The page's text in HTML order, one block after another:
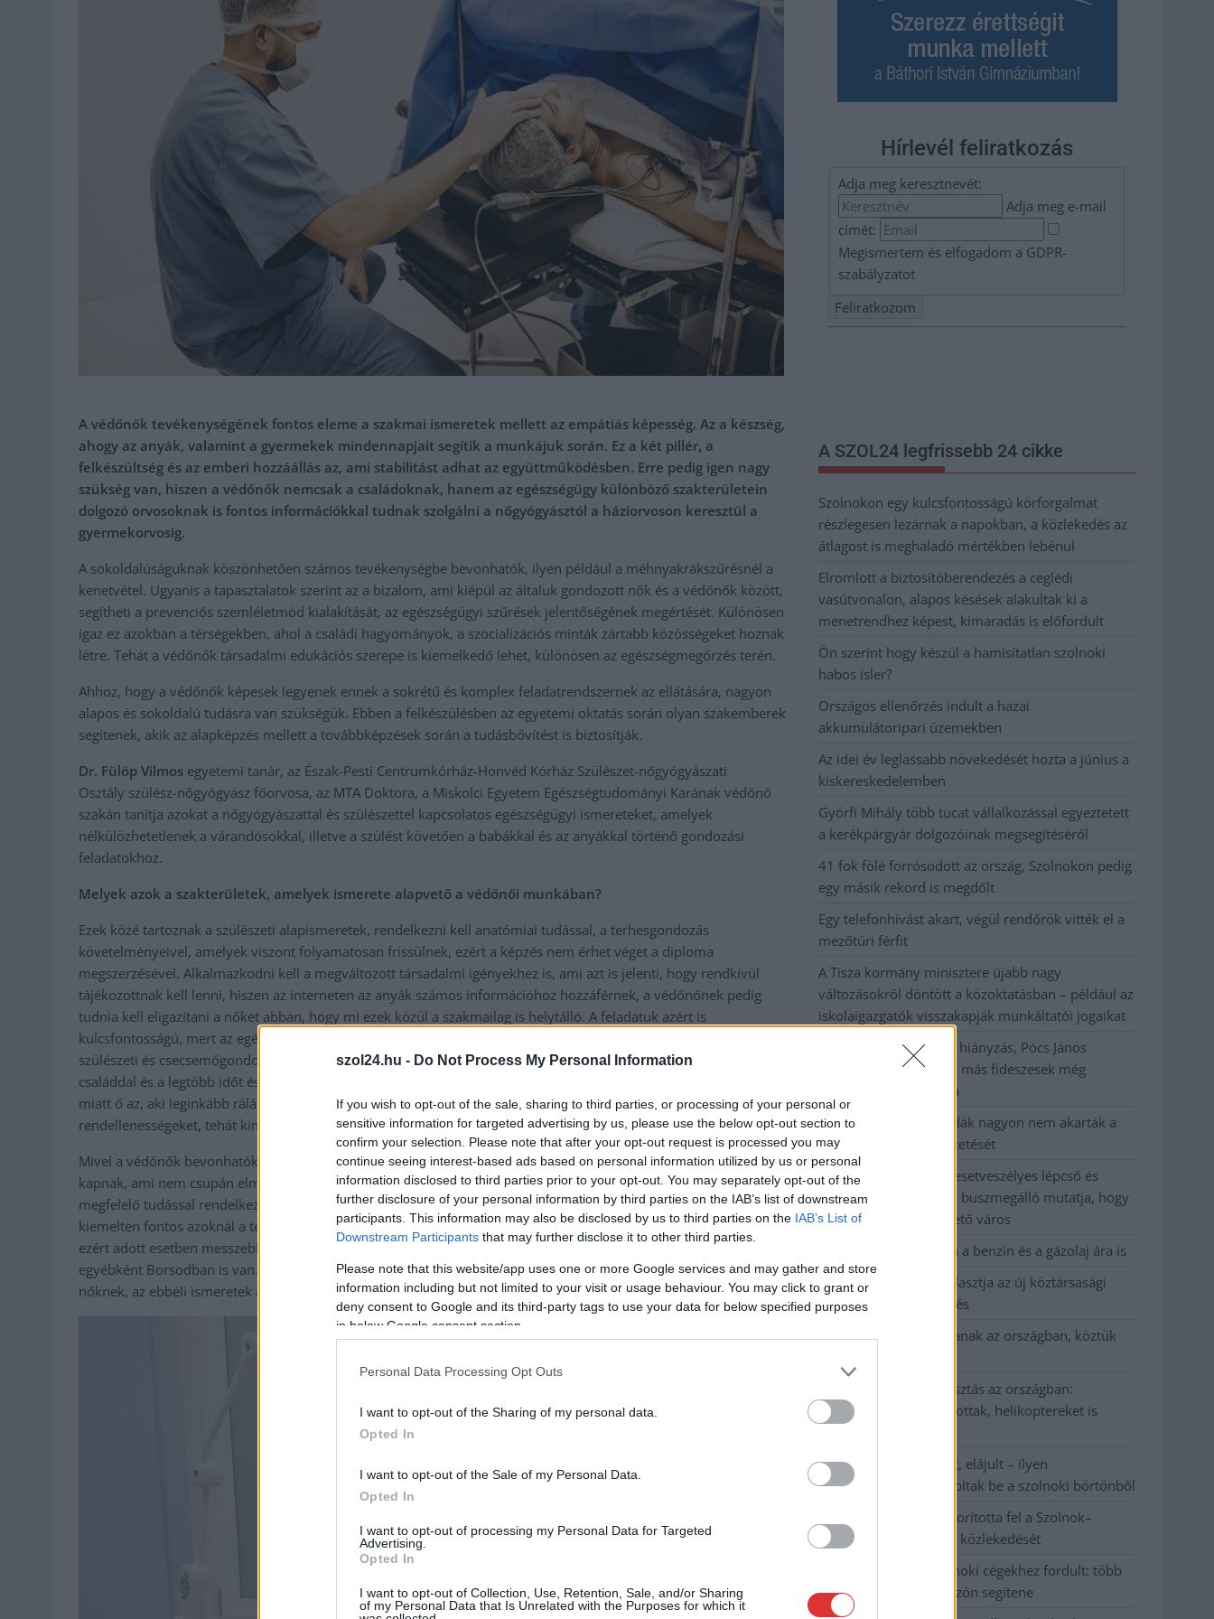
szol24.hu - Do Not Process My Personal Information
If you wish to opt-out of the sale, sharing to third parties, or processing of your personal or
sensitive information for targeted advertising by us, please use the below opt-out section to
confirm your selection. Please note that after your opt-out request is processed you may
continue seeing interest-based ads based on personal information utilized by us or personal
information disclosed to third parties prior to your opt-out. You may separately opt-out of the
further disclosure of your personal information by third parties on the IAB’s list of downstream
participants. This information may also be disclosed by us to third parties on the IAB’s List of
Downstream Participants that may further disclose it to other third parties.
Please note that this website/app uses one or more Google services and may gather and store
information including but not limited to your visit or usage behaviour. You may click to grant or
deny consent to Google and its third-party tags to use your data for below specified purposes
in below Google consent section.
Personal Data Processing Opt Outs
I want to opt-out of the Sharing of my personal data.
Opted In
I want to opt-out of the Sale of my Personal Data.
Opted In
I want to opt-out of processing my Personal Data for Targeted
Advertising.
Opted In
I want to opt-out of Collection, Use, Retention, Sale, and/or Sharing
of my Personal Data that Is Unrelated with the Purposes for which it
A védőnők tevékenységének fontos eleme a szakmai ismeretek mellett az empátiás képesség. Az a készség,
ahogy az anyák, valamint a gyermekek mindennapjait segítik a munkájuk során. Ez a két pillér, a
felkészültség és az emberi hozzáállás az, ami stabilitást adhat az együttműködésben. Erre pedig igen nagy
szükség van, hiszen a védőnők nemcsak a családoknak, hanem az egészségügy különböző szakterületein
dolgozó orvosoknak is fontos információkkal tudnak szolgálni a nőgyógyásztól a háziorvoson keresztül a
gyermekorvosig.
A sokoldalúságuknak köszönhetően számos tevékenységbe bevonhatók, ilyen például a méhnyakrákszűrésnél a
kenetvétel. Ugyanis a tapasztalatok szerint az a bizalom, ami kiépül az általuk gondozott nők és a védőnők között,
segítheti a prevenciós szemléletmód kialakítását, az egészségügyi szűrések jelentőségének megértését. Különösen
igaz ez azokban a térségekben, ahol a családi hagyományok, a szocializációs minták zártabb közösségeket hoznak
létre. Tehát a védőnők társadalmi edukációs szerepe is kiemelkedő lehet, különösen az egészségmegőrzés terén.
Ahhoz, hogy a védőnők képesek legyenek ennek a sokrétű és komplex feladatrendszernek az ellátására, nagyon
alapos és sokoldalú tudásra van szükségük. Ebben a felkészülésben az egyetemi oktatás során olyan szakemberek
segítenek, akik az alapképzés mellett a továbbképzések során a tudásbővítést is biztosítják.
Dr. Fülöp Vilmos egyetemi tanár, az Észak-Pesti Centrumkórház-Honvéd Kórház Szülészet-nőgyógyászati
Osztály szülész-nőgyógyász főorvosa, az MTA Doktora, a Miskolci Egyetem Egészségtudományi Karának védőnő
szakán tanítja azokat a nőgyógyászattal és szülészettel kapcsolatos egészségügyi ismereteket, amelyek
nélkülözhetetlenek a várandósokkal, illetve a szülést követően a babákkal és az anyákkal történő gondozási
feladatokhoz.
Melyek azok a szakterületek, amelyek ismerete alapvető a védőnői munkában?
Ezek közé tartoznak a szülészeti alapismeretek, rendelkezni kell anatómiai tudással, a terhesgondozás
követelményeivel, amelyek viszont folyamatosan frissülnek, ezért a képzés nem érhet véget a diploma
megszerzésével. Alkalmazkodni kell a megváltozott társadalmi igényekhez is, ami azt is jelenti, hogy rendkívül
tájékozottnak kell lenni, hiszen az interneten az anyák számos információhoz hozzáférnek, a védőnőnek pedig
tudnia kell eligazítani a nőket abban, hogy mi ezek közül a szakmailag is helytálló. A feladatuk azért is
kulcsfontosságú, mert az egészségügy leterheltsége igen jelentős. Igaz ez a háziorvosi praxisokra éppen úgy, mint a
szülészeti és csecsemőgondozási ellátásra, ezért a védőnő az a személy, aki rendszeres kapcsolatban van a
családdal és a legtöbb időt és figyelmet képes ezen belül adni az érintetteknek. Emiatt a szoros együttműködés
miatt ő az, aki leginkább rálát a családra, a szakmai tudásának köszönhetően képes észrevenni a problémákat,
rendellenességeket, tehát kimondhatjuk, hogy nélkülözhetetlen tagjai az egészségügyi ellátórendszernek.
Mivel a védőnők bevonhatók a méhnyakrákszűrés folyamatába is, ezért ezen a téren is nagyon alapos felkészítést
kapnak, ami nem csupán elméleti ismeretekből áll, hanem a gyakorlatban történő elsajátításról is. Fontos, hogy
megfelelő tudással rendelkezzenek a mintavétel mikéntjéről és arról is, hogy mikor kell esetleg megismételni. Ez
kiemelten fontos azoknál a településeknél, ahol a szakorvosi jelenlét korlátozottabb, kevesebb nőgyógyász van,
ezért adott esetben messzebbre kellene utaznia a nőnek egy nőgyógyászati szűrés érdekében. Ilyen település
egyébként Borsodban is van. A klimax is olyan témakör, amelyben a védőnők képesek segítséget nyújtani a
nőknek, az ebbéli ismeretek átadása is olyan terület, ami az idő haladtával minden nőt érint.
Hírlevél feliratkozás
Adja meg keresztnevét:
Adja meg e-mail
címét:
Megismertem és elfogadom a GDPR-
szabályzatot
A SZOL24 legfrissebb 24 cikke
Szolnokon egy kulcsfontosságú körforgalmat
részlegesen lezárnak a napokban, a közlekedés az
átlagost is meghaladó mértékben lebénul
Elromlott a biztosítóberendezés a ceglédi
vasútvonalon, alapos késések alakultak ki a
menetrendhez képest, kimaradás is előfordult
Ön szerint hogy készül a hamisítatlan szolnoki
habos isler?
Országos ellenőrzés indult a hazai
akkumulátoripari üzemekben
Az idei év leglassabb növekedését hozta a június a
kiskereskedelemben
Györfi Mihály több tucat vállalkozással egyeztetett
a kerékpárgyár dolgozóinak megsegítéséről
41 fok fölé forrósodott az ország, Szolnokon pedig
egy másik rekord is megdőlt
Egy telefonhívást akart, végül rendőrök vitték el a
mezőtúri férfit
A Tisza kormány minisztere újabb nagy
változásokról döntött a közoktatásban – például az
iskolaigazgatók visszakapják munkáltatói jogaikat
Sok volt az igazolatlan hiányzás, Pócs János
fizetéslevonást kapott, más fideszesek még
kevesebbet vittek haza
A Szolnok megyei gazdák nagyon nem akarták a
JÉGER további üzemeltetését
Csendélet 5.0: alig balesetveszélyes lépcső és
remek állapotban levő buszmegálló mutatja, hogy
Szolnok mennyire élhető város
Pénteken újra csökken a benzin és a gázolaj ára is
Napokon belül megválasztja az új köztársasági
elnököt az Országgyűlés
Kiterjedt tüzek pusztítanak az országban, köztük
Harmadfokú hőségriasztás az országban:
Szolnokon klímát javítottak, helikoptereket is
A zárkában rosszul lett, elájult – ilyen
körülményekről számoltak be a szolnoki börtönből
Váratlan fennakadás borította fel a Szolnok–
Kecskemét vasútvonal közlekedését
A polgármester a szolnoki cégekhez fordult: több
száz elbocsátott dolgozón segítene